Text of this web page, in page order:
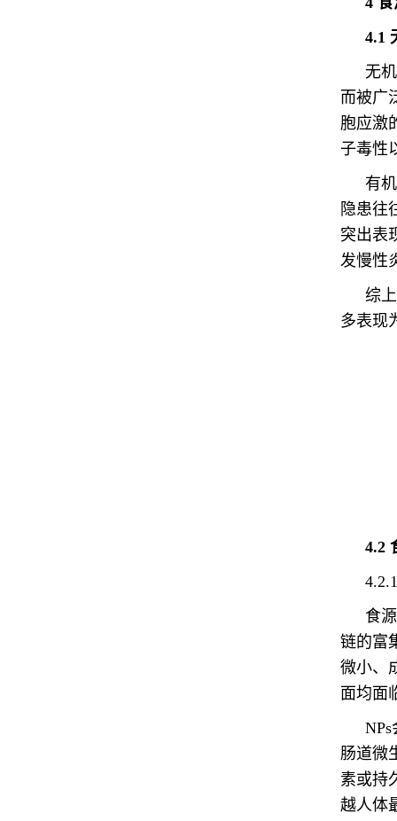
4.1
无
而被广
胞应激
子毒性
有
隐患往
突出表
发慢性
综
多表现
4.2
食
链的富
微小、
面均面
肠道微
素或持
越人体